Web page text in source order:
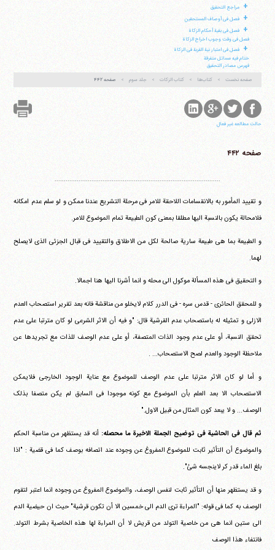
+ مراجع التحقیق
+ فصل فی أوصاف المستحقین
+
فصل فی بقیة أحکام الزکاة
فصل فی وقت وجوب اخراج الزکاة
+
فصل فی اعتبار نیة القربة فی الزکاة
ختام فیه مسائل متفرقة
فهرس مصادر التحقیق
صفحه نخست
کتاب‌ها کتاب الزکات جلد سوم صفحه ۴۴۲
حالت مطالعه غیر فعال
صفحه ۴۴۲
..........................................................................................
و تقیید المأمور به بالانقسامات اللاحقة للامر فی مرحلة التشریع عندنا ممکن و لو سلم عدم امکانه
فلامحالة یکون بالنسبة الیها مطلقا بمعنی کون الطبیعة تمام الموضوع للامر.
و الطبیعة بما هی طبیعة ساریة صالحة لکل من الاطلاق والتقیید فی قبال الجزئی الذی لایصلح
لهما.
و التحقیق فی هذه المسألة موکول الی محله و انما أشرنا الیها هنا اجمالا.
و للمحقق الحائری - قدس سره - فی الدرر کلام لایخلو من مناقشة فانه بعد تقریر استصحاب العدم
الازلی و تمثیله له باستصحاب عدم القرشیة قال: "و فیه أن الاثر الشرعی لو کان مترتبا علی عدم
تحقق النسبة، أو علی عدم وجود الذات المتصفة، أو علی عدم الوصف للذات مع تجریدها عن
ملاحظة الوجود والعدم لصح الاستصحاب... .
و أما لو کان الاثر مترتبا علی عدم الوصف للموضوع مع عنایة الوجود الخارجی فلایمکن
الاستصحاب الا بعد العلم بأن الموضوع مع کونه موجودا فی السابق لم یکن متصفا بذلک
الوصف... و لا یبعد کون المثال من قبیل الاول."
ثم قال فی الحاشیة فی توضیح الجملة الاخیرة ما محصله: أنه قد یستظهر من مناسبة الحکم
والموضوع أن التأثیر ثابت للموضوع المفروغ عن وجوده عند اتصافه بوصف کما فی قضیة : "اذا
بلغ الماء قدر کر لاینجسه شئ".
و قد یستظهر منها أن التأثیر ثابت لنفس الوصف، والموضوع المفروغ عن وجوده انما اعتبر لتقوم
الوصف به کما فی قوله: "المراءة تری الدم الی خمسین الا أن تکون قرشیة" حیث ان حیضیة الدم
الی ستین انما هی من خاصیة التولد من قریش لا أن المراءة لها هذه الخاصیة بشرط التولد.
فانتفاء هذا الوصف